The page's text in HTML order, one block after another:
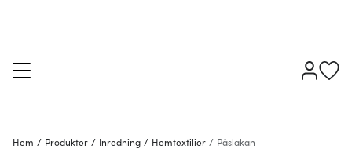
Hem / Produkter / Inredning / Hemtextilier / Påslakan